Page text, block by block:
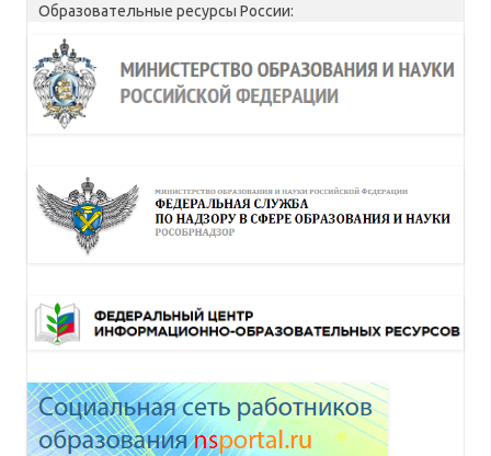
Образовательные ресурсы России: